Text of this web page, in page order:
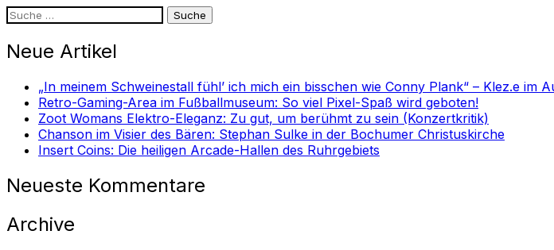
Suche
Neue Artikel
„In meinem Schweinestall fühl’ ich mich ein bisschen wie Conny Plank“ – Klez.e im
Retro-Gaming-Area im Fußballmuseum: So viel Pixel-Spaß wird geboten!
Zoot Womans Elektro-Eleganz: Zu gut, um berühmt zu sein (Konzertkritik)
Chanson im Visier des Bären: Stephan Sulke in der Bochumer Christuskirche
Insert Coins: Die heiligen Arcade-Hallen des Ruhrgebiets
Neueste Kommentare
Archive